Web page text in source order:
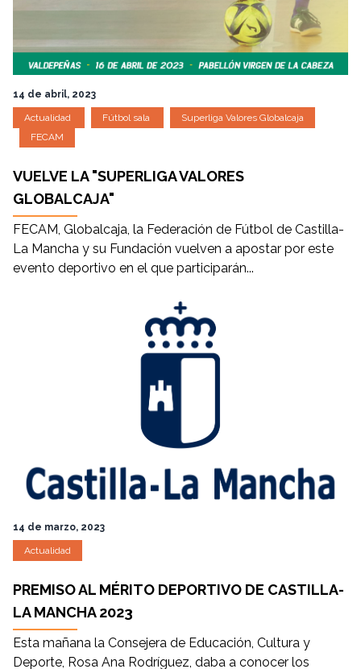
14 de abril, 2023
Actualidad Fútbol sala
Superliga Valores Globalcaja
FECAM
VUELVE LA "SUPERLIGA VALORES
GLOBALCAJA"
FECAM, Globalcaja, la Federación de Fútbol de Castilla-
La Mancha y su Fundación vuelven a apostar por este
evento deportivo en el que participarán...
14 de marzo, 2023
Actualidad
PREMISO AL MÉRITO DEPORTIVO DE CASTILLA-
LA MANCHA 2023
Esta mañana la Consejera de Educación, Cultura y
Deporte, Rosa Ana Rodríguez, daba a conocer los